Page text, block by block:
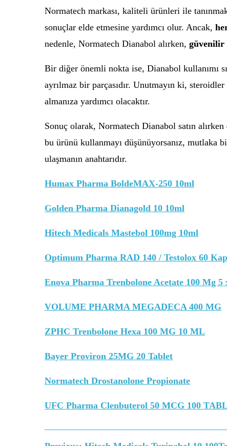
Normatech markası, kaliteli ürünleri ile
sonuçlar elde etmesine yardımcı olur. Ancak,
nedenle, Normatech Dianabol alırken, güvenilir
Bir diğer önemli nokta ise, Dianabol kullanımı
ayrılmaz bir parçasıdır. Unutmayın ki,
almanıza yardımcı olacaktır.
Sonuç olarak, Normatech Dianabol satın
bu ürünü kullanmayı düşünüyorsanız, mutlaka
ulaşmanın anahtarıdır.
Humax Pharma BoldeMAX-250 10ml
Golden Pharma Dianagold 10 10ml
Hitech Medicals Mastebol 100mg 10ml
Optimum Pharma RAD 140 / Testolox 60
Enova Pharma Trenbolone Acetate 100 Mg
VOLUME PHARMA MEGADECA 400 MG
ZPHC Trenbolone Hexa 100 MG 10 ML
Bayer Proviron 25MG 20 Tablet
Normatech Drostanolone Propionate
UFC Pharma Clenbuterol 50 MCG 100